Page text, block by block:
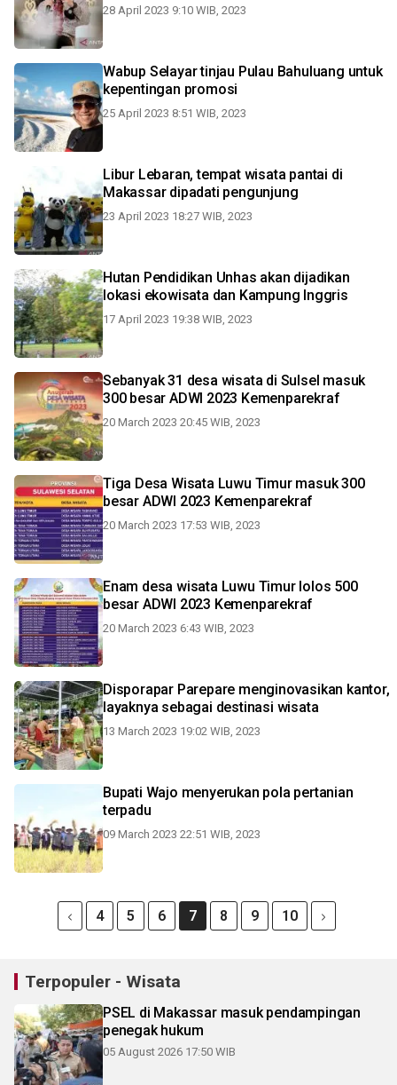
28 April 2023 9:10 WIB, 2023
Wabup Selayar tinjau Pulau Bahuluang untuk
kepentingan promosi
25 April 2023 8:51 WIB, 2023
Libur Lebaran, tempat wisata pantai di
Makassar dipadati pengunjung
23 April 2023 18:27 WIB, 2023
Hutan Pendidikan Unhas akan dijadikan
lokasi ekowisata dan Kampung Inggris
17 April 2023 19:38 WIB, 2023
Sebanyak 31 desa wisata di Sulsel masuk
300 besar ADWI 2023 Kemenparekraf
20 March 2023 20:45 WIB, 2023
Tiga Desa Wisata Luwu Timur masuk 300
besar ADWI 2023 Kemenparekraf
20 March 2023 17:53 WIB, 2023
Enam desa wisata Luwu Timur lolos 500
besar ADWI 2023 Kemenparekraf
20 March 2023 6:43 WIB, 2023
Disporapar Parepare menginovasikan kantor,
layaknya sebagai destinasi wisata
13 March 2023 19:02 WIB, 2023
Bupati Wajo menyerukan pola pertanian
terpadu
09 March 2023 22:51 WIB, 2023
4 5 6 7 8 9 10
Terpopuler - Wisata
PSEL di Makassar masuk pendampingan
penegak hukum
05 August 2026 17:50 WIB